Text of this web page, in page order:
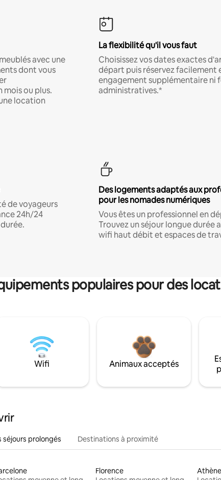
avec une
dont vous
ou plus.
location
La flexibilité qu'il vous faut
Choisissez vos dates exactes
départ puis réservez facilement
engagement supplémentaire ni
administratives.*
de voyageurs
24h/24
Des logements adaptés aux
pour les nomades numériques
Vous êtes un professionnel en
Trouvez un séjour longue durée
wifi haut débit et espaces de
populaires pour des
Wifi Animaux acceptés
prolongés Destinations à proximité
Florence